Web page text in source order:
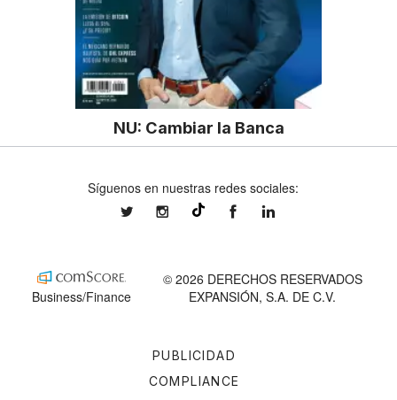
NU: Cambiar la Banca
PUBLICIDAD
COMPLIANCE
Síguenos en nuestras redes sociales:
expansionmxexpansionmx ExpansionMex
Business/Finance
© 2026 DERECHOS RESERVADOS
EXPANSIÓN, S.A. DE C.V.